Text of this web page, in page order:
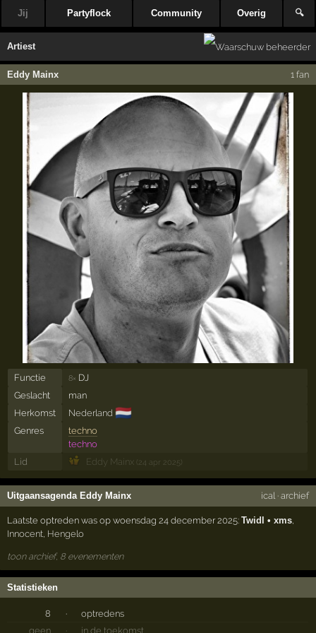
Jij Partyflock Community Overig 🔍
Artiest
Eddy Mainx 1 fan
Functie 8× DJ
Geslacht
man
Herkomst
Nederland 🇳🇱
Genres
techno
techno
Lid
Eddy Mainx (24 apr 2025)
Uitgaansagenda Eddy Mainx ical· archief
Laatste optreden was op woensdag 24 december 2025:Twidl • xms
Innocent Hengelo
toon archief, 8 evenementen
Statistieken
8 ·
optredens
geen
· in de toekomst